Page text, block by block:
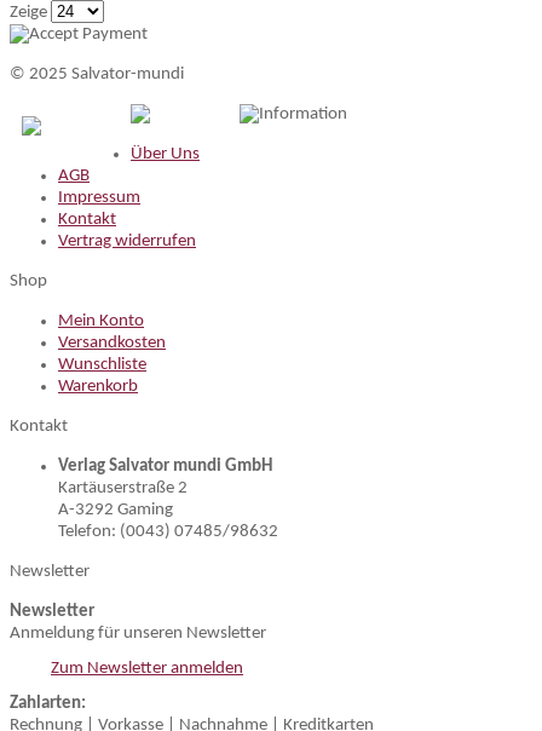
Zeige
© 2025 Salvator-mundi
Information
Über Uns
AGB
Impressum
Kontakt
Vertrag widerrufen
Shop
Mein Konto
Versandkosten
Wunschliste
Warenkorb
Kontakt
Verlag Salvator mundi GmbH
Kartäuserstraße 2
A-3292 Gaming
Telefon: (0043) 07485/98632
Newsletter
Newsletter
Anmeldung für unseren Newsletter
Zum Newsletter anmelden
Zahlarten:
Rechnung | Vorkasse | Nachnahme | Kreditkarten